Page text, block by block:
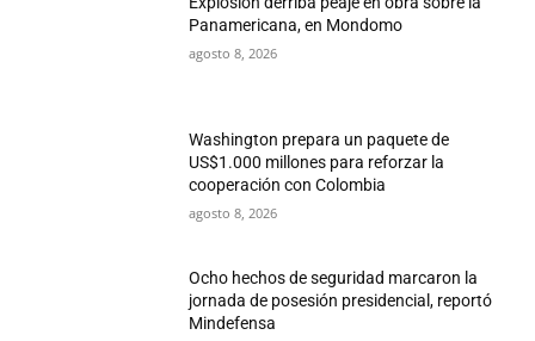
Panamericana, en Mondomo
agosto 8, 2026
Washington prepara un paquete de
US$1.000 millones para reforzar la
cooperación con Colombia
agosto 8, 2026
Ocho hechos de seguridad marcaron la
jornada de posesión presidencial, reportó
Mindefensa